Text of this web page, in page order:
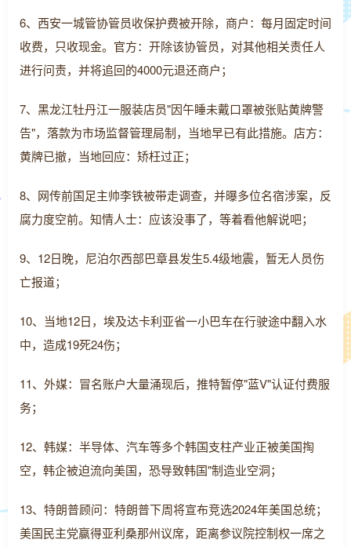
6、西安一城管协管员收保护费被开除，商户：每月固定时间
收费，只收现金。官方：开除该协管员，对其他相关责任人
进行问责，并将追回的4000元退还商户；
7、黑龙江牡丹江一服装店员"因午睡未戴口罩被张贴黄牌警
告"，落款为市场监督管理局制，当地早已有此措施。店方：
黄牌已撤，当地回应：矫枉过正；
8、网传前国足主帅李铁被带走调查，并曝多位名宿涉案，反
腐力度空前。知情人士：应该没事了，等着看他解说吧；
9、12日晚，尼泊尔西部巴章县发生5.4级地震，暂无人员伤
亡报道；
10、当地12日，埃及达卡利亚省一小巴车在行驶途中翻入水
中，造成19死24伤；
11、外媒：冒名账户大量涌现后，推特暂停"蓝V"认证付费服
务；
12、韩媒：半导体、汽车等多个韩国支柱产业正被美国掏
空，韩企被迫流向美国，恐导致韩国"制造业空洞；
13、特朗普顾问：特朗普下周将宣布竞选2024年美国总统；
美国民主党赢得亚利桑那州议席，距离参议院控制权一席之